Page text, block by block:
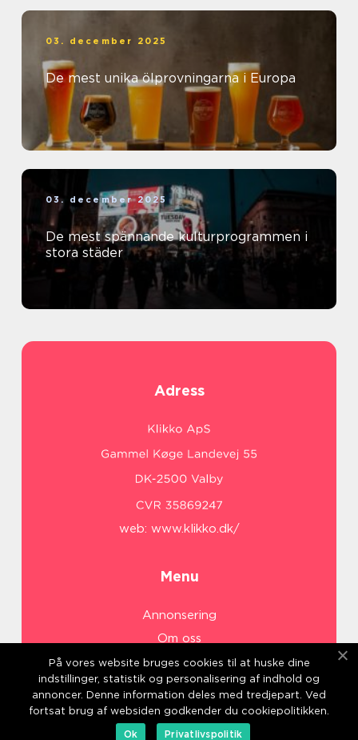
03. december 2025
De mest unika ölprovningarna i Europa
03. december 2025
De mest spännande kulturprogrammen i
stora städer
Adress
web: www.klikko.dk/
Menu
Annonsering
Om oss
Cookies
Kontakta oss
Sitemap
På vores website bruges cookies til at huske dine
indstillinger, statistik og personalisering af indhold og
annoncer. Denne information deles med tredjepart. Ved
fortsat brug af websiden godkender du cookiepolitikken.
Ok
Privatlivspolitik